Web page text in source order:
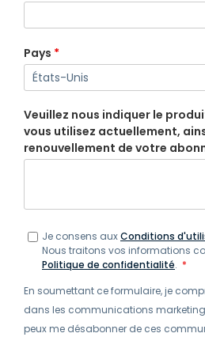
Pays *
Veuillez nous indiquer le
vous utilisez actuellement,
renouvellement de votre
Je consens auxConditions
Nous traitons vos informations
Politique de confidentialité. *
En soumettant ce formulaire, je
dans les communications
peux me désabonner de ces